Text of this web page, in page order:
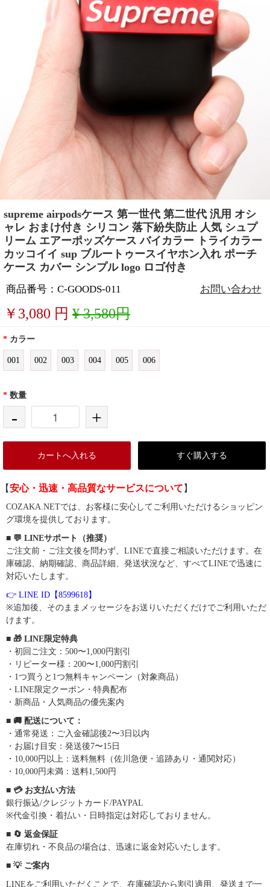
supreme airpodsケース 第一世代 第二世代 汎用 オシ
ャレ おまけ付き シリコン 落下紛失防止 人気 シュプ
リーム エアーポッズケース バイカラー トライカラー
カッコイイ sup ブルートゥースイヤホン入れ ポーチ
ケース カバー シンプル logo ロゴ付き
商品番号：C-GOODS-011 お問い合わせ
￥ 3,080 円 ¥ 3,580円
* カラー
001 002 003 004 005 006
* 数量
- +
カートへ入れる すぐ購入する
【安心・迅速・高品質なサービスについて 】
COZAKA.NETでは、お客様に安心してご利用いただけるショッピン
グ環境を提供しております。
■ 💬 LINEサポート（推奨）
ご注文前・ご注文後を問わず、LINEで直接ご相談いただけます。在
庫確認、納期確認、商品詳細、発送状況など、すべてLINEで迅速に
対応いたします。
👉 LINE ID【8599618】
※追加後、そのままメッセージをお送りいただくだけでご利用いただ
けます。
■ 🎁 LINE限定特典
・初回ご注文：500〜1,000円割引
・リピーター様：200〜1,000円割引
・1つ買うと1つ無料キャンペーン（対象商品）
・LINE限定クーポン・特典配布
・新商品・人気商品の優先案内
■ 🚚 配送について：
・通常発送：ご入金確認後2〜3日以内
・お届け目安：発送後7〜15日
・10,000円以上：送料無料（佐川急便・追跡あり・通関対応）
・10,000円未満：送料1,500円
■ 💳 お支払い方法
銀行振込/クレジットカード/PAYPAL
※代金引換・着払い・日時指定は対応しておりません。
■ 🔄 返金保証
在庫切れ・不良品の場合は、迅速に返金対応いたします。
■ 💡 ご案内
LINEをご利用いただくことで、在庫確認から割引適用、発送まで一